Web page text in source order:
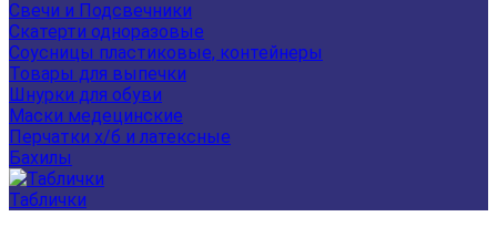
Свечи и Подсвечники
Скатерти одноразовые
Соусницы пластиковые, контейнеры
Товары для выпечки
Шнурки для обуви
Маски медецинские
Перчатки х/б и латексные
Бахилы
Таблички